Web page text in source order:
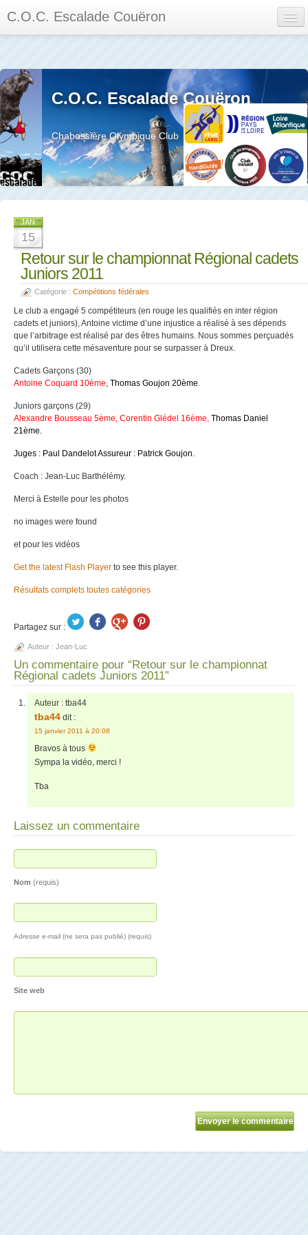
C.O.C. Escalade Couëron
Calendrier des événements et des compétitions
Les membres
Les séances
Privée
La salle et le mur
C.O.C. Escalade Couëron
Chabossière Olympique Club
JAN
15
Retour sur le championnat Régional cadets
Juniors 2011
Catégorie : Compétitions fédérales
Le club a engagé 5 compétiteurs (en rouge les qualifiés en inter région
cadets et juniors), Antoine victime d’une injustice a réalisé à ses dépends
que l’arbitrage est réalisé par des êtres humains. Nous sommes perçuadés
qu’il utilisera cette mésaventure pour se surpasser à Dreux.
Cadets Garçons (30)
Antoine Coquard 10ème, Thomas Goujon 20ème.
Juniors garçons (29)
Alexandre Bousseau 5ème, Corentin Glédel 16ème, Thomas Daniel
21ème.
Juges : Paul Dandelot Assureur : Patrick Goujon.
Coach : Jean-Luc Barthélémy.
Merci à Estelle pour les photos
no images were found
et pour les vidéos
Get the latest Flash Player to see this player.
Résultats complets toutes catégories
Partagez sur :
Auteur : Jean-Luc
Un commentaire pour “Retour sur le championnat
Régional cadets Juniors 2011”
Auteur : tba44
tba44 dit :
15 janvier 2011 à 20:08
Bravos à tous
Sympa la vidéo, merci !
Tba
Laissez un commentaire
Nom (requis)
Adresse e-mail (ne sera pas publié) (requis)
Site web